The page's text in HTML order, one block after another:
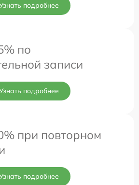
подробнее
по
записи
подробнее
при повторном
подробнее